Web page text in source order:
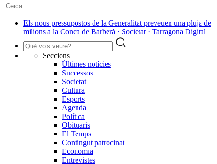
Els nous pressupostos de la Generalitat preveuen una pluja de
milions a la Conca de Barberà · Societat · Tarragona Digital
Seccions
Últimes notícies
Successos
Societat
Cultura
Esports
Agenda
Política
Obituaris
El Temps
Contingut patrocinat
Economia
Entrevistes